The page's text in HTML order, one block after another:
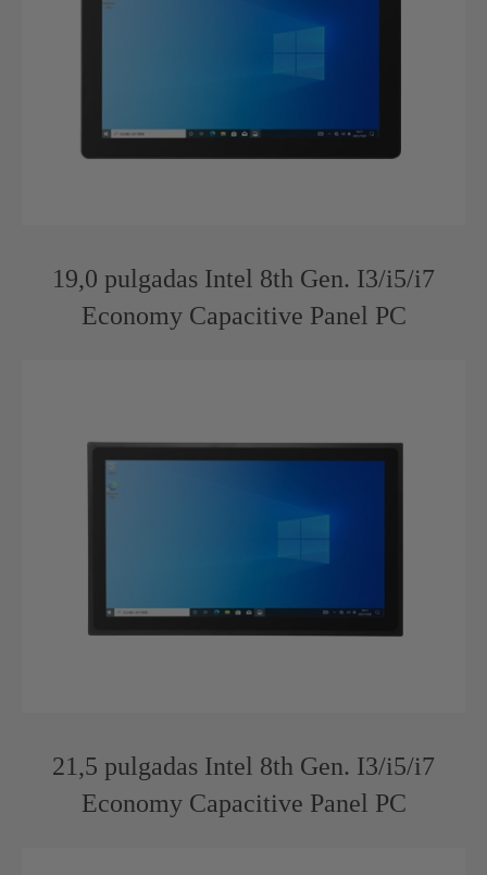
19,0 pulgadas Intel 8th Gen. I3/i5/i7
Economy Capacitive Panel PC
21,5 pulgadas Intel 8th Gen. I3/i5/i7
Economy Capacitive Panel PC